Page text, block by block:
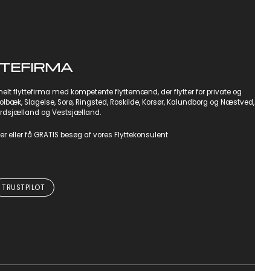
flyttefirma med kompetente flyttemænd, der flytter for private og
,Slagelse,Sorø,Ringsted,Roskilde,Korsør,Kalundborg og Næstved,
og Vestsjælland.
eller få GRATIS besøg af vores Flyttekonsulent
TRUSTPILOT